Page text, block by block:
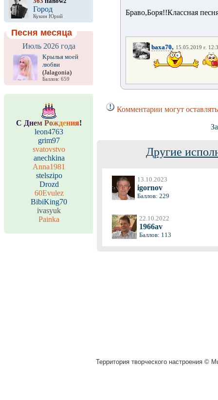
Город
Кукин Юрий
Песня месяца
Июль 2026 года
Крылья моей
любви
(Jalagonia)
Баллов: 659
С Днем Рождения!
leon4763
grim97
svatovstvo
anechkina
Anna1981
stelszipo
Drozd
60Evulez
BibiKing70
ivasyuk
Painka
Браво,Боря!!Классная
baxa70, 15.05.2019 г.
Комментарии могут
Другие
13.10.2023
igornov
Баллов: 229
22.10.2022
1966av
Баллов: 113
Территория творческого настроения ©